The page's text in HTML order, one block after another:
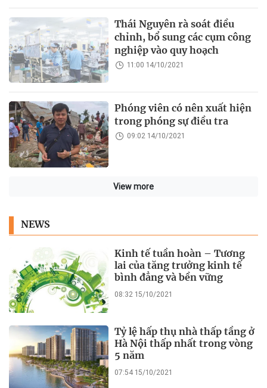
Thái Nguyên rà soát điều
chỉnh, bổ sung các cụm công
nghiệp vào quy hoạch
11:00 14/10/2021
Phóng viên có nên xuất hiện
trong phóng sự điều tra
09:02 14/10/2021
View more
NEWS
Kinh tế tuần hoàn – Tương
lai của tăng trưởng kinh tế
bình đẳng và bền vững
08:32 15/10/2021
Tỷ lệ hấp thụ nhà thấp tầng ở
Hà Nội thấp nhất trong vòng
5 năm
07:54 15/10/2021